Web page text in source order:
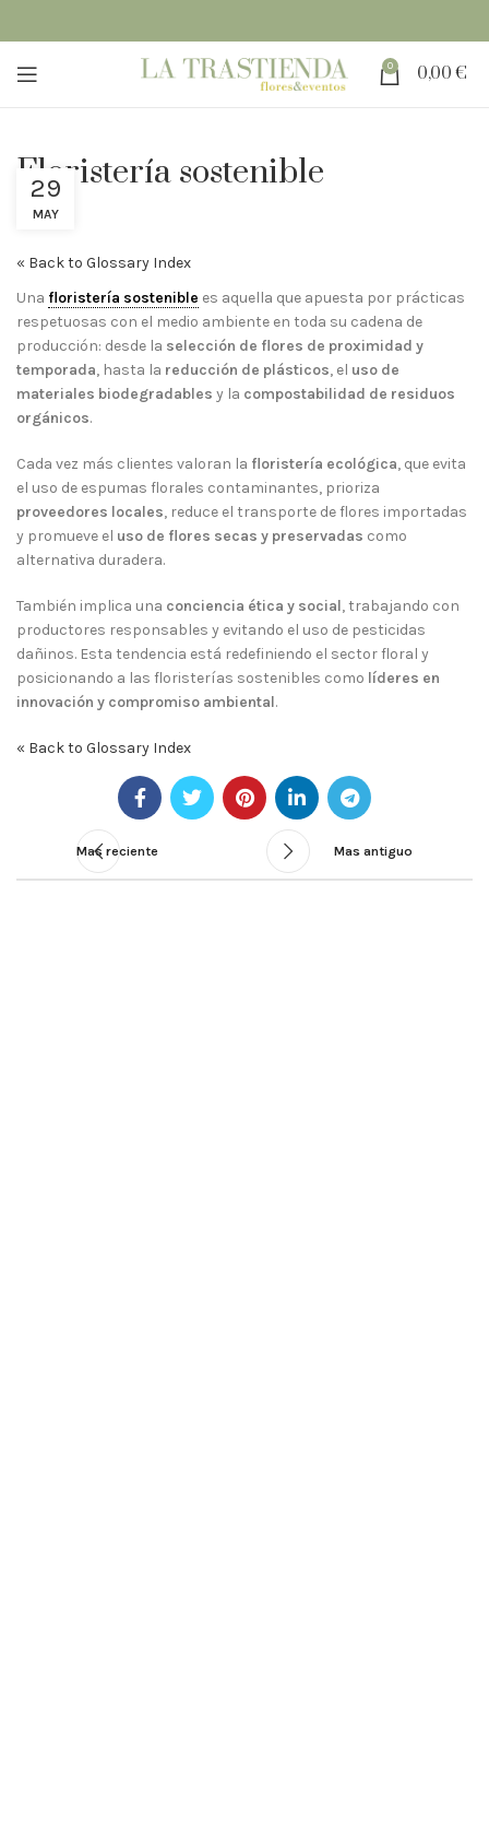
0 0,00 €
Floristería sostenible
29
MAY
« Back to Glossary Index
Una floristería sostenible es aquella que apuesta por prácticas
respetuosas con el medio ambiente en toda su cadena de
producción: desde la selección de flores de proximidad y
temporada, hasta la reducción de plásticos, el uso de
materiales biodegradables y la compostabilidad de residuos
orgánicos.
Cada vez más clientes valoran la floristería ecológica, que evita
el uso de espumas florales contaminantes, prioriza
proveedores locales, reduce el transporte de flores importadas
y promueve el uso de flores secas y preservadas como
alternativa duradera.
También implica una conciencia ética y social, trabajando con
productores responsables y evitando el uso de pesticidas
dañinos. Esta tendencia está redefiniendo el sector floral y
posicionando a las floristerías sostenibles como líderes en
innovación y compromiso ambiental.
« Back to Glossary Index
Mas reciente Mas antiguo